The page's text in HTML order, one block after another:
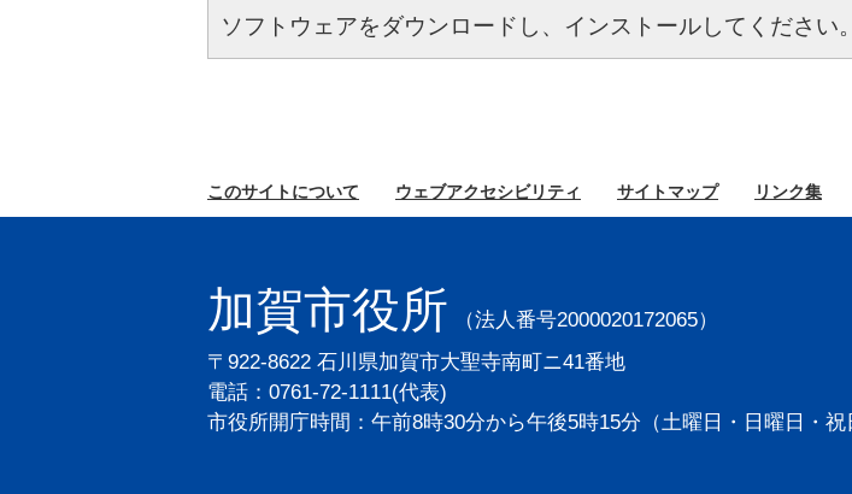
ソフトウェアをダウンロードし、インストールしてください。
このサイトについて ウェブアクセシビリティ サイトマップ リンク集
加賀市役所
（法人番号2000020172065）
〒922-8622 石川県加賀市大聖寺南町ニ41番地
電話：0761-72-1111(代表)
市役所開庁時間：午前8時30分から午後5時15分 （土曜日・日曜日・